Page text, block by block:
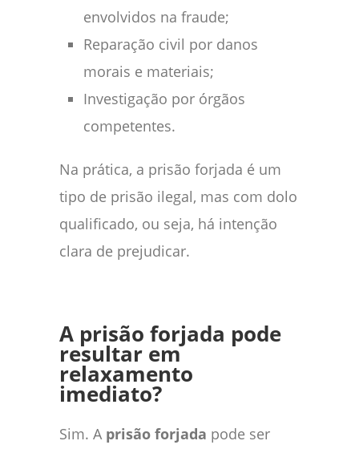
envolvidos na fraude;
Reparação civil por danos
morais e materiais;
Investigação por órgãos
competentes.
Na prática, a prisão forjada é um
tipo de prisão ilegal, mas com dolo
qualificado, ou seja, há intenção
clara de prejudicar.
A prisão forjada pode
resultar em
relaxamento
imediato?
Sim. A prisão forjada pode ser